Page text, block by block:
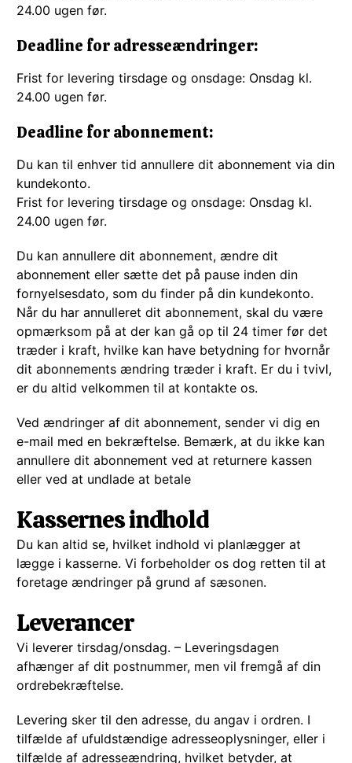
24.00 ugen før.
Deadline for adresseændringer:
Frist for levering tirsdage og onsdage: Onsdag kl.
24.00 ugen før.
Deadline for abonnement:
Du kan til enhver tid annullere dit abonnement via din
kundekonto.
Frist for levering tirsdage og onsdage: Onsdag kl.
24.00 ugen før.
Du kan annullere dit abonnement, ændre dit
abonnement eller sætte det på pause inden din
fornyelsesdato, som du finder på din kundekonto.
Når du har annulleret dit abonnement, skal du være
opmærksom på at der kan gå op til 24 timer før det
træder i kraft, hvilke kan have betydning for hvornår
dit abonnements ændring træder i kraft. Er du i tvivl,
er du altid velkommen til at kontakte os.
Ved ændringer af dit abonnement, sender vi dig en
e-mail med en bekræftelse. Bemærk, at du ikke kan
annullere dit abonnement ved at returnere kassen
eller ved at undlade at betale
Kassernes indhold
Du kan altid se, hvilket indhold vi planlægger at
lægge i kasserne. Vi forbeholder os dog retten til at
foretage ændringer på grund af sæsonen.
Leverancer
Vi leverer tirsdag/onsdag. – Leveringsdagen
afhænger af dit postnummer, men vil fremgå af din
ordrebekræftelse.
Levering sker til den adresse, du angav i ordren. I
tilfælde af ufuldstændige adresseoplysninger, eller i
tilfælde af adresseændring, hvilket betyder, at